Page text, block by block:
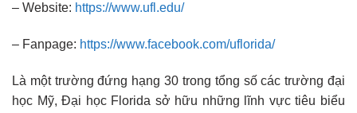
– Website: https://www.ufl.edu/
– Fanpage: https://www.facebook.com/uflorida/
Là một trường đứng hạng 30 trong tổng số các trường đại
học Mỹ, Đại học Florida sở hữu những lĩnh vực tiêu biểu